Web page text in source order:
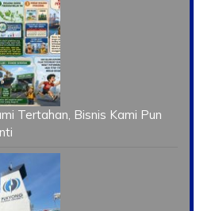
Tertahan, Bisnis Kami Pun